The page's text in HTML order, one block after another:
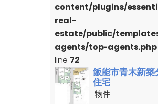
content/plugins/
real-
estate/public/
agents/top-agents.php
line 72
飯能市青木新築
住宅
物件